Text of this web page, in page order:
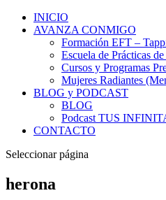
INICIO
AVANZA CONMIGO
Formación EFT –
Escuela de Prácticas
Cursos y Programas
Mujeres Radiantes
BLOG y PODCAST
BLOG
Podcast TUS
CONTACTO
Seleccionar página
herona